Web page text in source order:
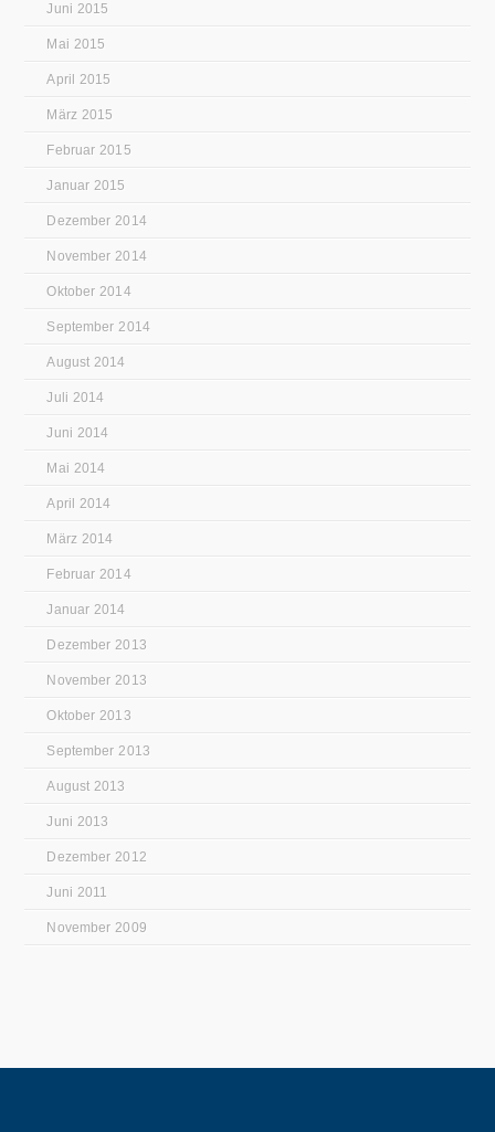
Juni 2015
Mai 2015
April 2015
März 2015
Februar 2015
Januar 2015
Dezember 2014
November 2014
Oktober 2014
September 2014
August 2014
Juli 2014
Juni 2014
Mai 2014
April 2014
März 2014
Februar 2014
Januar 2014
Dezember 2013
November 2013
Oktober 2013
September 2013
August 2013
Juni 2013
Dezember 2012
Juni 2011
November 2009